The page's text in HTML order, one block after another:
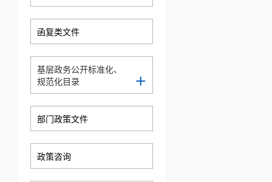
函复类文件
基层政务公开标准化、
规范化目录
+
部门政策文件
政策咨询